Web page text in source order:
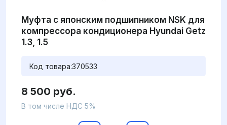
Муфта с японским подшипником NSK для
компрессора кондиционера Hyundai Getz
1.3, 1.5
Код товара:370533
8 500 руб.
В том числе НДС 5%